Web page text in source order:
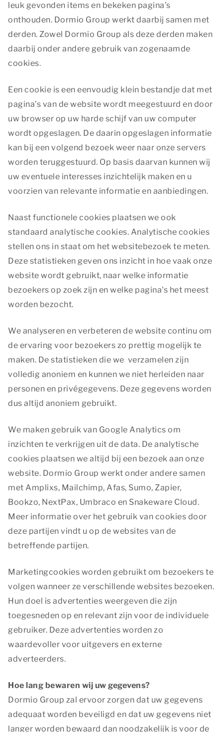
leuk gevonden items en bekeken pagina’s
onthouden. Dormio Group werkt daarbij samen met
derden. Zowel Dormio Group als deze derden maken
daarbij onder andere gebruik van zogenaamde
cookies.
Een cookie is een eenvoudig klein bestandje dat met
pagina’s van de website wordt meegestuurd en door
uw browser op uw harde schijf van uw computer
wordt opgeslagen. De daarin opgeslagen informatie
kan bij een volgend bezoek weer naar onze servers
worden teruggestuurd. Op basis daarvan kunnen wij
uw eventuele interesses inzichtelijk maken en u
voorzien van relevante informatie en aanbiedingen.
Naast functionele cookies plaatsen we ook
standaard analytische cookies. Analytische cookies
stellen ons in staat om het websitebezoek te meten.
Deze statistieken geven ons inzicht in hoe vaak onze
website wordt gebruikt, naar welke informatie
bezoekers op zoek zijn en welke pagina's het meest
worden bezocht.
We analyseren en verbeteren de website continu om
de ervaring voor bezoekers zo prettig mogelijk te
maken. De statistieken die we verzamelen zijn
volledig anoniem en kunnen we niet herleiden naar
personen en privégegevens. Deze gegevens worden
dus altijd anoniem gebruikt.
We maken gebruik van Google Analytics om
inzichten te verkrijgen uit de data. De analytische
cookies plaatsen we altijd bij een bezoek aan onze
website. Dormio Group werkt onder andere samen
met Amplixs, Mailchimp, Afas, Sumo, Zapier,
Bookzo, NextPax, Umbraco en Snakeware Cloud.
Meer informatie over het gebruik van cookies door
deze partijen vindt u op de websites van de
betreffende partijen.
Marketingcookies worden gebruikt om bezoekers te
volgen wanneer ze verschillende websites bezoeken.
Hun doel is advertenties weergeven die zijn
toegesneden op en relevant zijn voor de individuele
gebruiker. Deze advertenties worden zo
waardevoller voor uitgevers en externe
adverteerders.
Hoe lang bewaren wij uw gegevens?
Dormio Group zal ervoor zorgen dat uw gegevens
adequaat worden beveiligd en dat uw gegevens niet
langer worden bewaard dan noodzakelijk is voor de